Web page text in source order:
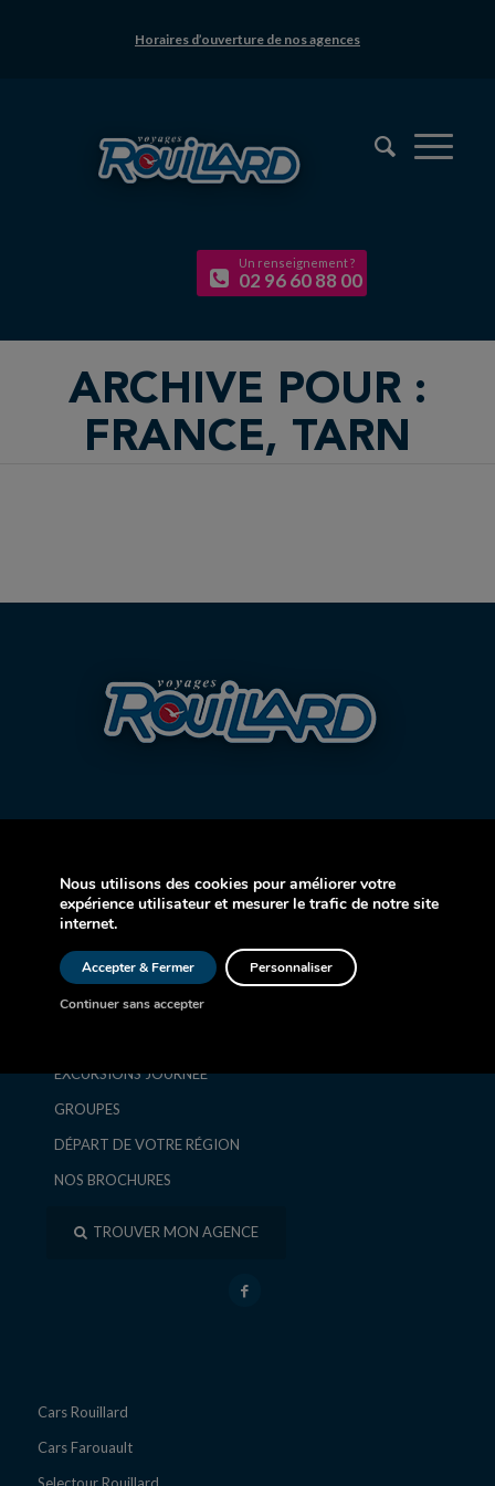
Horaires d’ouverture de nos agences
Un renseignement ?
02 96 60 88 00
ARCHIVE POUR :
FRANCE, TARN
AVION
CROISIÈRE
AUTOCAR
SÉJOURS ET CIRCUITS
EXCURSIONS JOURNÉE
GROUPES
DÉPART DE VOTRE RÉGION
NOS BROCHURES
TROUVER MON AGENCE
Cars Rouillard
Cars Farouault
Selectour Rouillard
Nous utilisons des cookies pour améliorer votre
expérience utilisateur et mesurer le trafic de notre site
internet.
Accepter & Fermer
Continuer sans accepter
Personnaliser